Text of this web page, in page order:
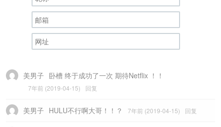
美男子 卧槽 终于成功了一次 期待Netflix ！！
7年前 (2019-04-15) 回复
美男子 HULU不行啊大哥！！？ 7年前 (2019-04-15) 回复